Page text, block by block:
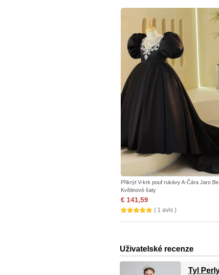
Přikrýt V-krk pouf rukávy A-Čára Jaro
Květinové šaty
€ 141,59
( 1 avis )
Uživatelské recenze
Tyl